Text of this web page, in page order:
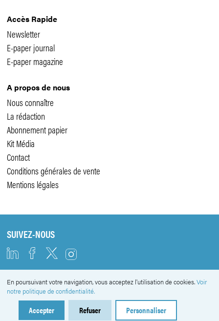
Accès Rapide
Newsletter
E-paper journal
E-paper magazine
A propos de nous
Nous connaître
La rédaction
Abonnement papier
Kit Média
Contact
Conditions générales de vente
Mentions légales
SUIVEZ-NOUS
NEWSLETTER
En poursuivant votre navigation, vous acceptez l'utilisation de cookies.Voir
notre politique de confidentialité.
Accepter Refuser Personnaliser